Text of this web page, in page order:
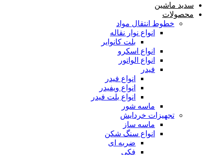
سدید ماشین
محصولات
خطوط انتقال مواد
انواع نوار نقاله
بلت کانوایر
انواع اسکرو
انواع الواتور
فیدر
انواع فیدر
انواع ویفیدر
انواع بلت فیدر
ماسه شور
تجهیزات خردایش
ماسه ساز
انواع سنگ شکن
ضربه ای
فکی